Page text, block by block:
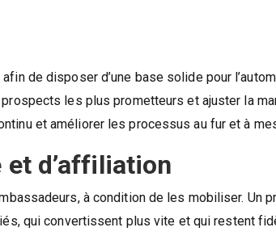
de disposer d’une base solide pour
les plus prometteurs et ajuster la
et améliorer les processus au fur et à
et d’affiliation
à condition de les mobiliser. Un
qui convertissent plus vite et qui restent